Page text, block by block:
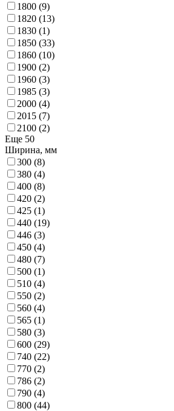
1800 (9)
1820 (13)
1830 (1)
1850 (33)
1860 (10)
1900 (2)
1960 (3)
1985 (3)
2000 (4)
2015 (7)
2100 (2)
Еще 50
Ширина, мм
300 (8)
380 (4)
400 (8)
420 (2)
425 (1)
440 (19)
446 (3)
450 (4)
480 (7)
500 (1)
510 (4)
550 (2)
560 (4)
565 (1)
580 (3)
600 (29)
740 (22)
770 (2)
786 (2)
790 (4)
800 (44)